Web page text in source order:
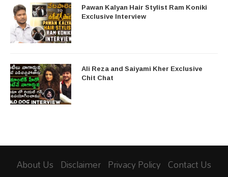
Pawan Kalyan Hair Stylist Ram Koniki
Exclusive Interview
Ali Reza and Saiyami Kher Exclusive
Chit Chat
About Us Disclaimer Privacy Policy Contact Us